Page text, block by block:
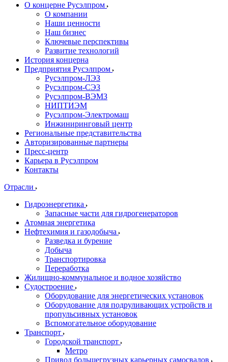
О концерне Русэлпром
О компании
Наши ценности
Наш бизнес
Ключевые перспективы
Развитие технологий
История концерна
Предприятия Русэлпром
Русэлпром-ЛЭЗ
Русэлпром-СЭЗ
Русэлпром-ВЭМЗ
НИПТИЭМ
Русэлпром-Электромаш
Инжиниринговый центр
Региональные представительства
Авторизированные партнеры
Пресс-центр
Карьера в Русэлпром
Контакты
Отрасли
Гидроэнергетика
Запасные части для гидрогенераторов
Атомная энергетика
Нефтехимия и газодобыча
Разведка и бурение
Добыча
Транспортировка
Переработка
Жилищно-коммунальное и водное хозяйство
Судостроение
Оборудование для энергетических установок
Оборудование для подруливающих устройств и
пропульсивных установок
Вспомогательное оборудование
Транспорт
Городской транспорт
Метро
Привод большегрузных карьерных самосвалов